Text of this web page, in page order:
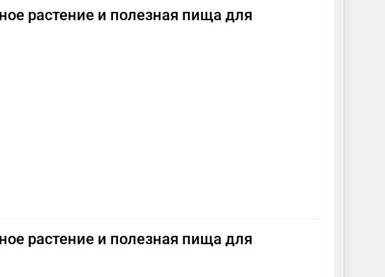
растение и полезная пища для
растение и полезная пища для